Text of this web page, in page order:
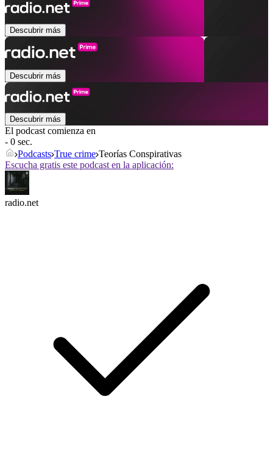
Descubrir más
Descubrir más
Descubrir más
El podcast comienza en
- 0 sec.
Podcasts True crime Teorías Conspirativas
Escucha gratis este podcast en la aplicación:
radio.net